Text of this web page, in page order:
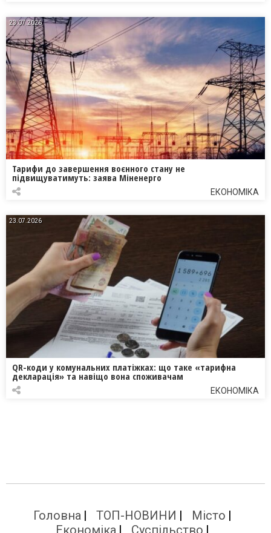
23.07.2026
Тарифи до завершення воєнного стану не
підвищуватимуть: заява Міненерго
ЕКОНОМІКА
23.07.2026
QR-коди у комунальних платіжках: що таке «тарифна
декларація» та навіщо вона споживачам
ЕКОНОМІКА
Головна ТОП-НОВИНИ
Місто
Економіка
Суспільство